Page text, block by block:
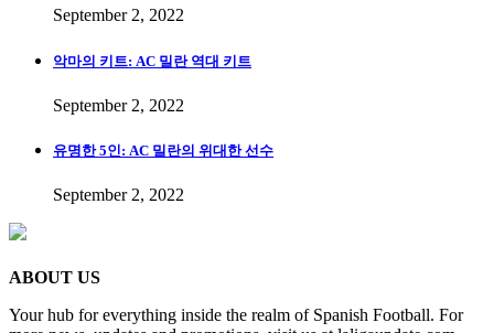
September 2, 2022
악마의 키트: AC 밀란 역대 키트
September 2, 2022
유명한 5인: AC 밀란의 위대한 선수
September 2, 2022
ABOUT US
Your hub for everything inside the realm of Spanish Football. For